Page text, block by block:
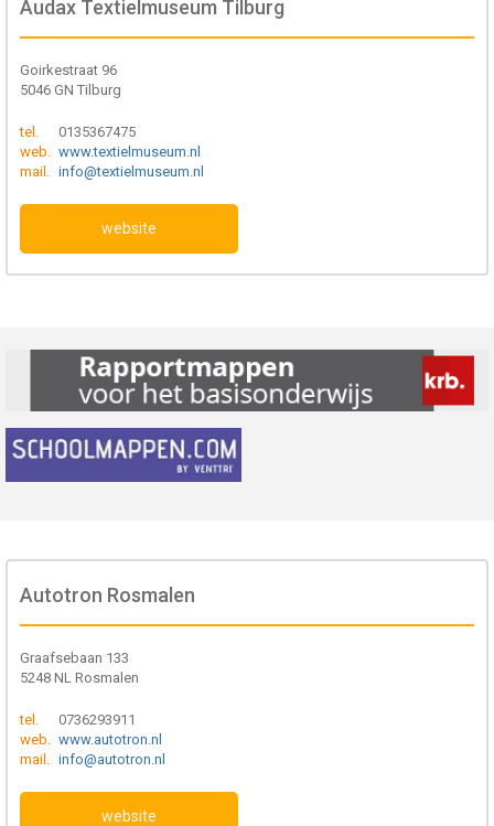
Audax Textielmuseum Tilburg
Goirkestraat 96
5046 GN Tilburg
tel.
0135367475
web.
www.textielmuseum.nl
mail.
info@textielmuseum.nl
website
Autotron Rosmalen
Graafsebaan 133
5248 NL Rosmalen
tel.
0736293911
web. www.autotron.nl
mail. info@autotron.nl
website